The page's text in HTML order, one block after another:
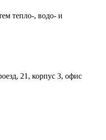
тепло-, водо- и
21, корпус 3, офис